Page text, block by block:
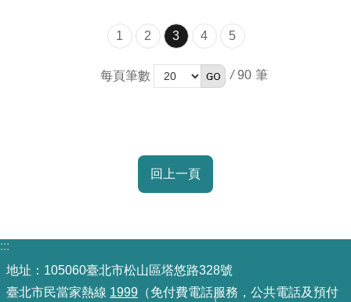
1 2 3 4 5
每頁筆數 / 90
回上一頁
:::
地址：105060臺北市松山區塔悠路328號
臺北市民當家熱線 1999 （免付費電話服務，公共電話及預付